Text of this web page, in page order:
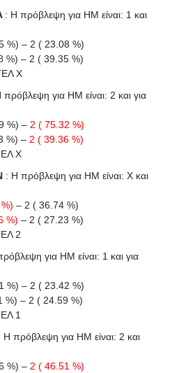
: Η πρόβλεψη για HΜ είναι: 1 και
%) – 2 ( 23.08 %)
%) – 2 ( 39.35 %)
X
πρόβλεψη για HΜ είναι: 2 και για
%) – 2 ( 75.32 %)
%) – 2 ( 39.36 %)
X
: Η πρόβλεψη για HΜ είναι: X και
– 2 ( 36.74 %)
%) – 2 ( 27.23 %)
2
για HΜ είναι: 1 και για
%) – 2 ( 23.42 %)
%) – 2 ( 24.59 %)
1
Η πρόβλεψη για HΜ είναι: 2 και
%) – 2 ( 46.51 %)